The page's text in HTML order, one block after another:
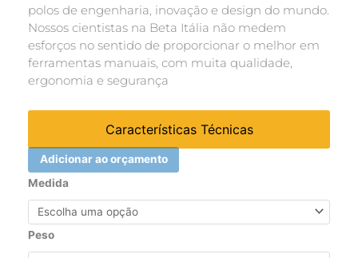
polos de engenharia, inovação e design do mundo.
Nossos cientistas na Beta Itália não medem
esforços no sentido de proporcionar o melhor em
ferramentas manuais, com muita qualidade,
ergonomia e segurança
Características Técnicas
Adicionar ao orçamento
Medida
Peso
LANTERNA
RECARREGÁVEL
ULTRACOMPACTA
(1838FLASH)
quantidade